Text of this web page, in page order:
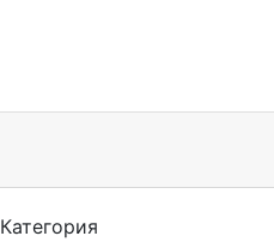
Категория